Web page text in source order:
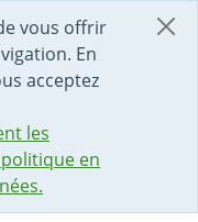
vous offrir
En
acceptez
les
en